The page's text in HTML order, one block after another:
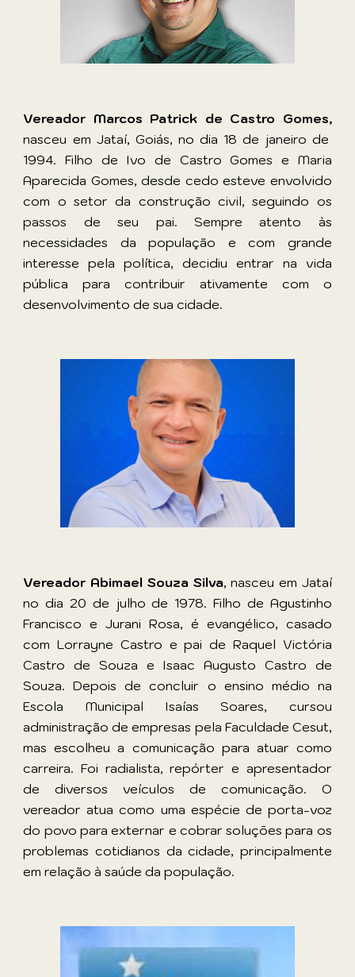
Vereador Marcos Patrick de Castro Gomes,
nasceu em Jataí, Goiás, no dia 18 de janeiro de
1994. Filho de Ivo de Castro Gomes e Maria
Aparecida Gomes, desde cedo esteve envolvido
com o setor da construção civil, seguindo os
passos de seu pai. Sempre atento às
necessidades da população e com grande
interesse pela política, decidiu entrar na vida
pública para contribuir ativamente com o
desenvolvimento de sua cidade.
Vereador Abimael Souza Silva, nasceu em Jataí
no dia 20 de julho de 1978. Filho de Agustinho
Francisco e Jurani Rosa, é evangélico, casado
com Lorrayne Castro e pai de Raquel Victória
Castro de Souza e Isaac Augusto Castro de
Souza. Depois de concluir o ensino médio na
Escola Municipal Isaías Soares, cursou
administração de empresas pela Faculdade Cesut,
mas escolheu a comunicação para atuar como
carreira. Foi radialista, repórter e apresentador
de diversos veículos de comunicação. O
vereador atua como uma espécie de porta-voz
do povo para externar e cobrar soluções para os
problemas cotidianos da cidade, principalmente
em relação à saúde da população.